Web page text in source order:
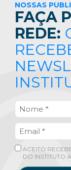
NOSSAS
FAÇA
REDE:
ACEITO
DO INSTITUTO